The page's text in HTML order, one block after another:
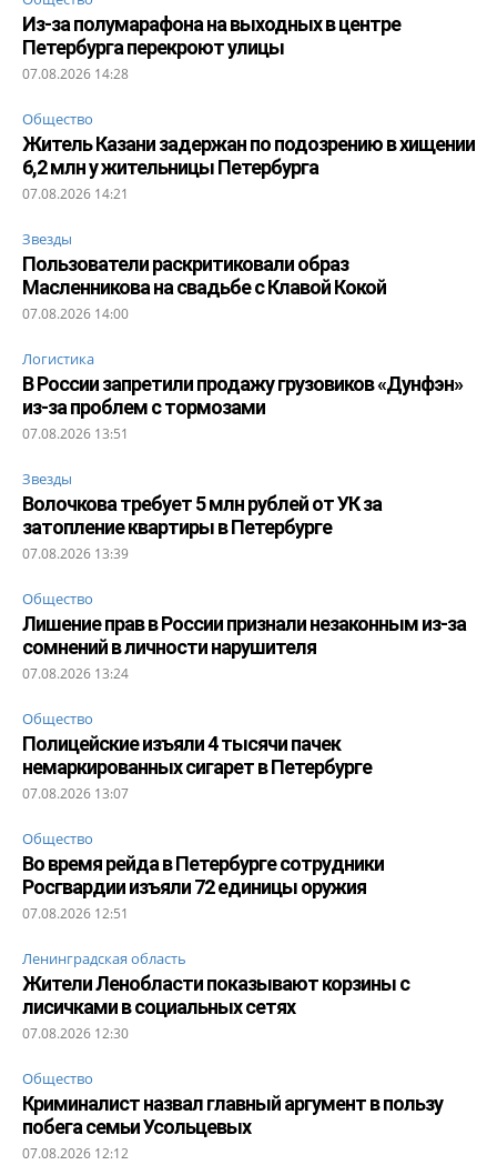
Из-за полумарафона на выходных в центре
Петербурга перекроют улицы
07.08.2026 14:28
Общество
Житель Казани задержан по подозрению в хищении
6,2 млн у жительницы Петербурга
07.08.2026 14:21
Звезды
Пользователи раскритиковали образ
Масленникова на свадьбе с Клавой Кокой
07.08.2026 14:00
Логистика
В России запретили продажу грузовиков «Дунфэн»
из-за проблем с тормозами
07.08.2026 13:51
Звезды
Волочкова требует 5 млн рублей от УК за
затопление квартиры в Петербурге
07.08.2026 13:39
Общество
Лишение прав в России признали незаконным из-за
сомнений в личности нарушителя
07.08.2026 13:24
Общество
Полицейские изъяли 4 тысячи пачек
немаркированных сигарет в Петербурге
07.08.2026 13:07
Общество
Во время рейда в Петербурге сотрудники
Росгвардии изъяли 72 единицы оружия
07.08.2026 12:51
Ленинградская область
Жители Ленобласти показывают корзины с
лисичками в социальных сетях
07.08.2026 12:30
Общество
Криминалист назвал главный аргумент в пользу
побега семьи Усольцевых
07.08.2026 12:12